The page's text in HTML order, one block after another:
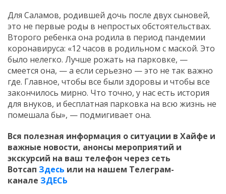
Для Саламов, родившей дочь после двух сыновей,
это не первые роды в непростых обстоятельствах.
Второго ребенка она родила в период пандемии
коронавируса: «12 часов в родильном с маской. Это
было нелегко. Лучше рожать на парковке, —
смеется она, — а если серьезно — это не так важно
где. Главное, чтобы все были здоровы и чтобы все
закончилось мирно. Что точно, у нас есть история
для внуков, и бесплатная парковка на всю жизнь не
помешала бы», — подмигивает она.
Вся полезная информация о ситуации в Хайфе и
важные новости, анонсы мероприятий и
экскурсий на ваш телефон через сеть
Вотсап Здесь или на нашем Телеграм-
канале ЗДЕСЬ